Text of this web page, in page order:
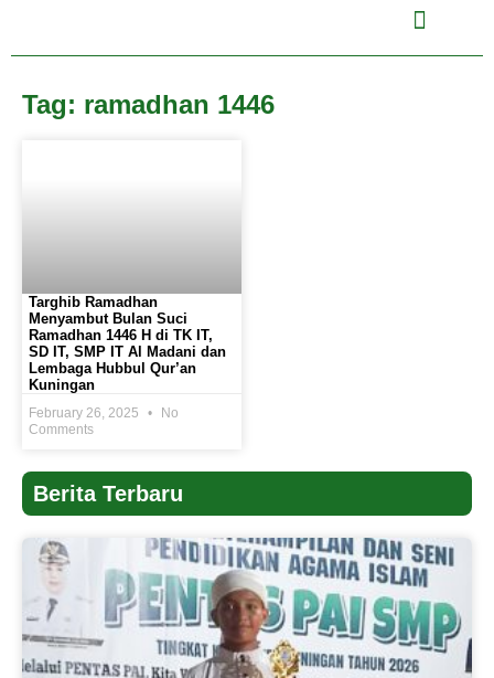
Tag: ramadhan 1446
Targhib Ramadhan
Menyambut Bulan Suci
Ramadhan 1446 H di TK IT,
SD IT, SMP IT Al Madani dan
Lembaga Hubbul Qur’an
Kuningan
February 26, 2025
No
Comments
Berita Terbaru